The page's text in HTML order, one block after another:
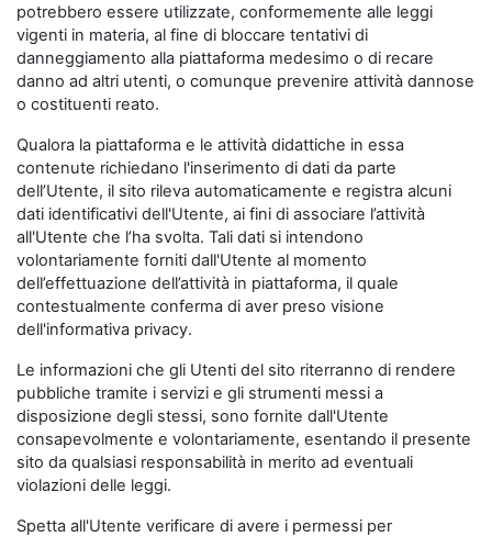
potrebbero essere utilizzate, conformemente alle leggi
vigenti in materia, al fine di bloccare tentativi di
danneggiamento alla piattaforma medesimo o di recare
danno ad altri utenti, o comunque prevenire attività dannose
o costituenti reato.
Qualora la piattaforma e le attività didattiche in essa
contenute richiedano l'inserimento di dati da parte
dell’Utente, il sito rileva automaticamente e registra alcuni
dati identificativi dell'Utente, ai fini di associare l’attività
all'Utente che l’ha svolta. Tali dati si intendono
volontariamente forniti dall'Utente al momento
dell’effettuazione dell’attività in piattaforma, il quale
contestualmente conferma di aver preso visione
dell'informativa privacy.
Le informazioni che gli Utenti del sito riterranno di rendere
pubbliche tramite i servizi e gli strumenti messi a
disposizione degli stessi, sono fornite dall'Utente
consapevolmente e volontariamente, esentando il presente
sito da qualsiasi responsabilità in merito ad eventuali
violazioni delle leggi.
Spetta all'Utente verificare di avere i permessi per